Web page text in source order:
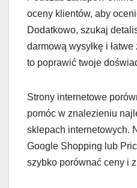
oceny klientów, aby
Dodatkowo, szukaj
darmową wysyłkę i
to poprawić twoje
Strony internetowe
pomóc w znalezieniu
sklepach internetowych.
Google Shopping lub
szybko porównać ceny i